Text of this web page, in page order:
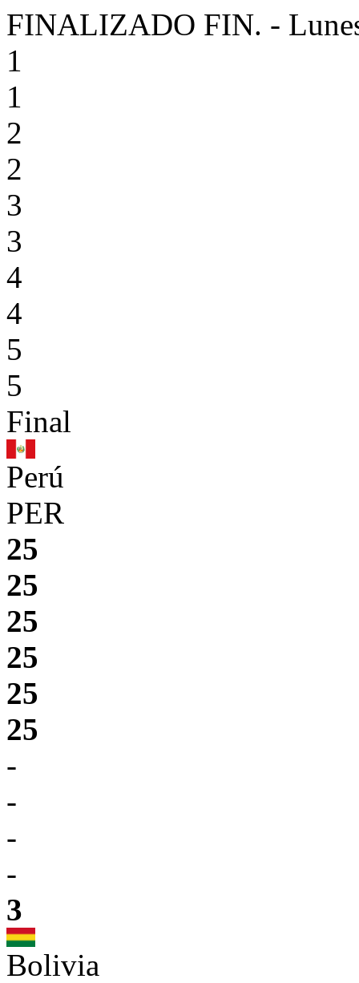
FINALIZADO FIN. -
1
1
2
2
3
3
4
4
5
5
Final
Perú
PER
25
25
25
25
25
25
-
-
-
-
3
Bolivia